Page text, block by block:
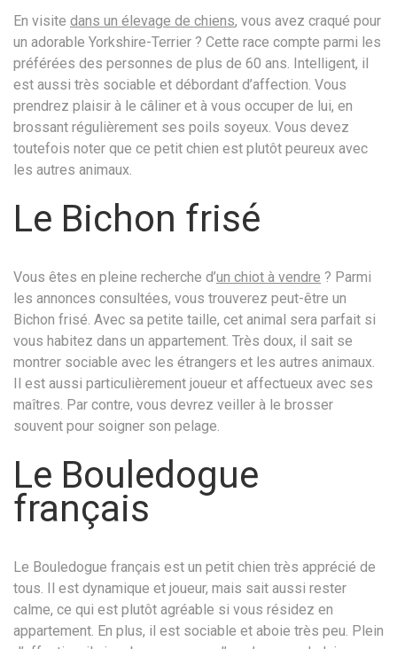
En visite dans un élevage de chiens, vous avez craqué pour
un adorable Yorkshire-Terrier ? Cette race compte parmi les
préférées des personnes de plus de 60 ans. Intelligent, il
est aussi très sociable et débordant d’affection. Vous
prendrez plaisir à le câliner et à vous occuper de lui, en
brossant régulièrement ses poils soyeux. Vous devez
toutefois noter que ce petit chien est plutôt peureux avec
les autres animaux.
Le Bichon frisé
Vous êtes en pleine recherche d’un chiot à vendre ? Parmi
les annonces consultées, vous trouverez peut-être un
Bichon frisé. Avec sa petite taille, cet animal sera parfait si
vous habitez dans un appartement. Très doux, il sait se
montrer sociable avec les étrangers et les autres animaux.
Il est aussi particulièrement joueur et affectueux avec ses
maîtres. Par contre, vous devrez veiller à le brosser
souvent pour soigner son pelage.
Le Bouledogue
français
Le Bouledogue français est un petit chien très apprécié de
tous. Il est dynamique et joueur, mais sait aussi rester
calme, ce qui est plutôt agréable si vous résidez en
appartement. En plus, il est sociable et aboie très peu. Plein